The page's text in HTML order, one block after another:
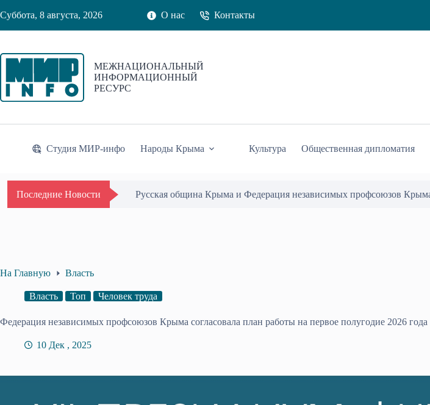
к
Суббота, 8 августа, 2026 О нас Контакты
МЕЖНАЦИОНАЛЬНЫЙ
ИНФОРМАЦИОННЫЙ
РЕСУРС
Студия МИР-инфо Народы Крыма Культура Общественная дипломатия
Последние Новости Одиссей Пипия удостоен Почётного знака «За гражданское
На Главную Власть
Власть Топ Человек труда
Федерация независимых профсоюзов Крыма согласовала план работы на первое полугодие 2026 года
10 Дек , 2025